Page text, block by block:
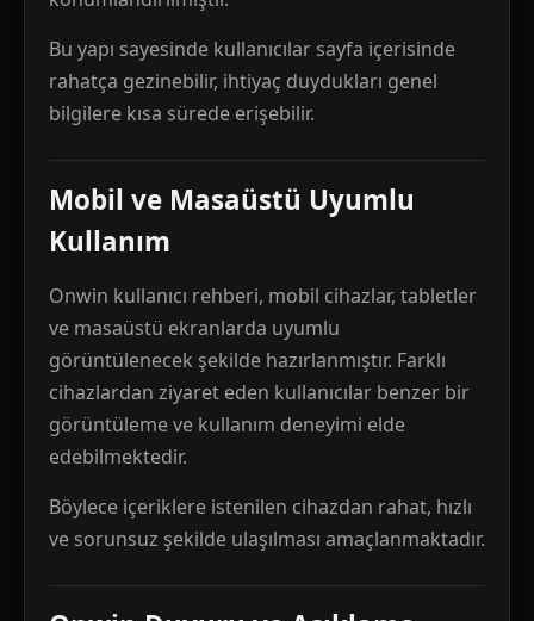
Bu yapı sayesinde kullanıcılar sayfa içerisinde
rahatça gezinebilir, ihtiyaç duydukları genel
bilgilere kısa sürede erişebilir.
Mobil ve Masaüstü Uyumlu
Kullanım
Onwin kullanıcı rehberi, mobil cihazlar, tabletler
ve masaüstü ekranlarda uyumlu
görüntülenecek şekilde hazırlanmıştır. Farklı
cihazlardan ziyaret eden kullanıcılar benzer bir
görüntüleme ve kullanım deneyimi elde
edebilmektedir.
Böylece içeriklere istenilen cihazdan rahat, hızlı
ve sorunsuz şekilde ulaşılması amaçlanmaktadır.